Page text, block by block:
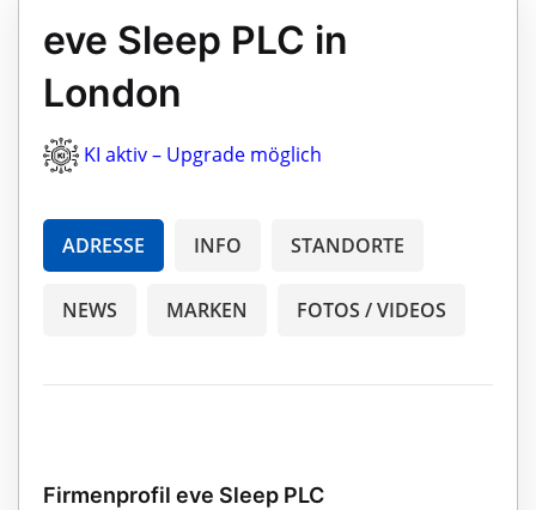
eve Sleep PLC in
London
KI aktiv – Upgrade möglich
ADRESSE INFO STANDORTE
NEWS MARKEN FOTOS / VIDEOS
Firmenprofil eve Sleep PLC